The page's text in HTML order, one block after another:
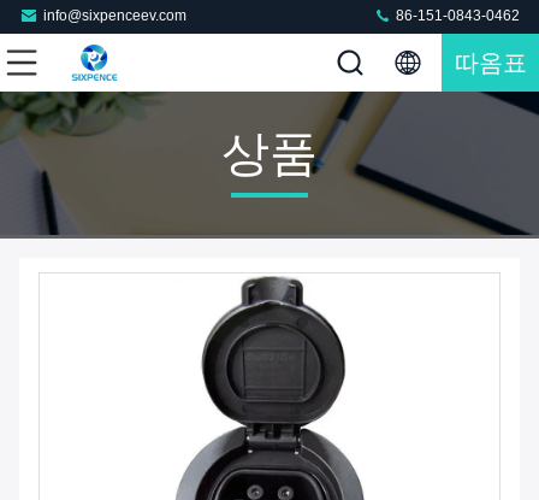
info@sixpenceev.com 86-151-0843-0462
따옴표
상품